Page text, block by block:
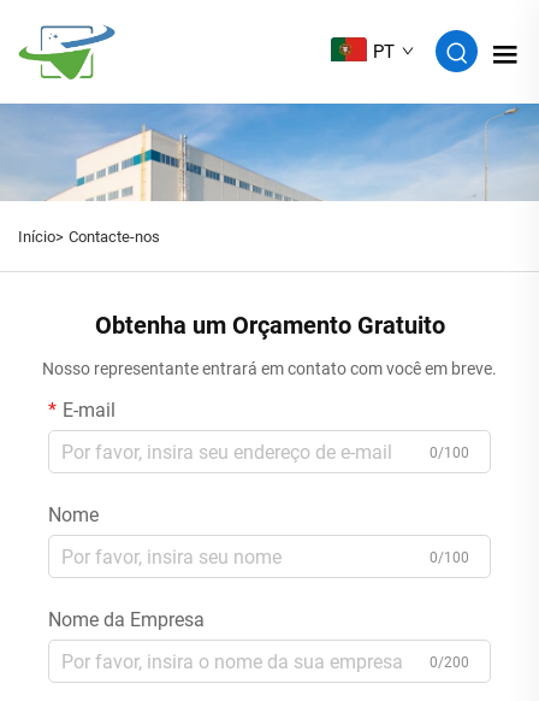
PT
Início> Contacte-nos
Obtenha um Orçamento Gratuito
Nosso representante entrará em contato com você em breve.
E-mail
0/100
Nome
0/100
Nome da Empresa
0/200